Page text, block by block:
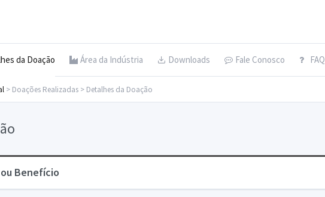
da Doação Área da Indústria Downloads Fale Conosco FAQ
> Doações Realizadas > Detalhes da Doação
Benefício